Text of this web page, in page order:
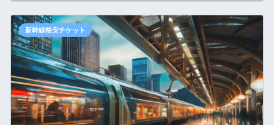
新幹線格安チケット